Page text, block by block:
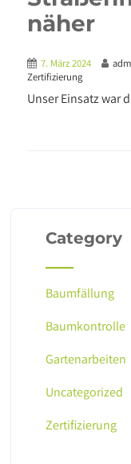
näher
7. März 2024
Zertifizierung
Unser Einsatz war
Category
Baumfällung
Baumkontrolle
Gartenarbeiten
Uncategorized
Zertifizierung